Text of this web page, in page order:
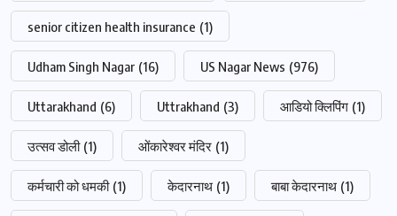
senior citizen health insurance (1)
Udham Singh Nagar (16) US Nagar News (976)
Uttarakhand (6) Uttrakhand (3) आडियो क्लिपिंग (1)
उत्सव डोली (1) ओंकारेश्वर मंदिर (1)
कर्मचारी को धमकी (1) केदारनाथ (1) बाबा केदारनाथ (1)